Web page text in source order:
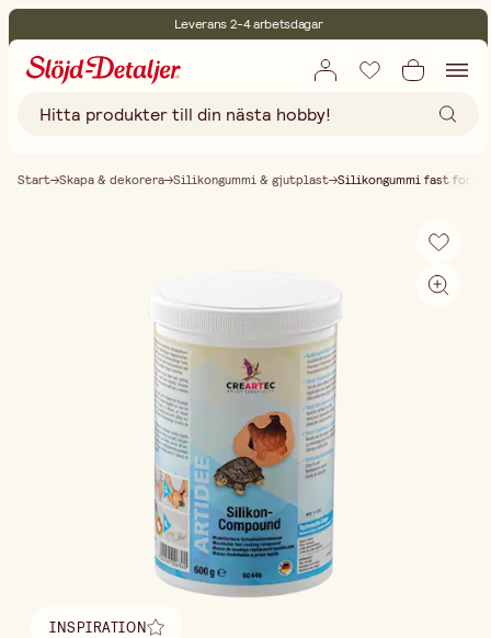
Leverans 2-4 arbetsdagar
Fri frakt vid köp över 499:-
Start Skapa & dekorera Silikongummi & gjutplast Silikongummi fast form
INSPIRATION